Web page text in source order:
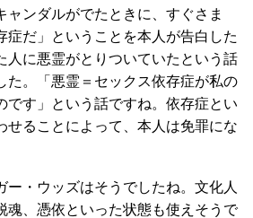
ャンダルがでたときに、すぐさま
症だ」ということを本人が告白した
人に悪霊がとりついていたという話
た。「悪霊＝セックス依存症が私の
です」という話ですね。依存症とい
せることによって、本人は免罪にな
ー・ウッズはそうでしたね。文化人
魂、憑依といった状態も使えそうで